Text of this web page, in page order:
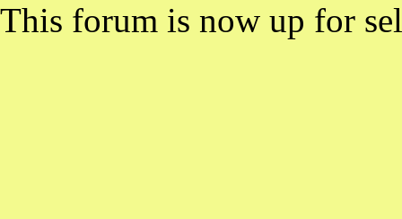
This forum is now up for